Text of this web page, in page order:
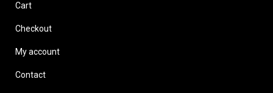
Cart
Checkout
My account
Contact